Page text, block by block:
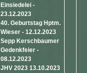
Einsiedelei -
23.12.2023
40. Geburtstag Hptm.
Wieser - 12.12.2023
Sepp Kerschbaumer
Gedenkfeier -
08.12.2023
JHV 2023 13.10.2023